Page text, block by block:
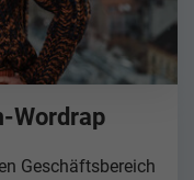
Wordrap
Geschäftsbereich